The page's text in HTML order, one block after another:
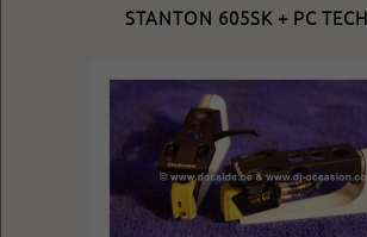
STANTON 605SK + PC